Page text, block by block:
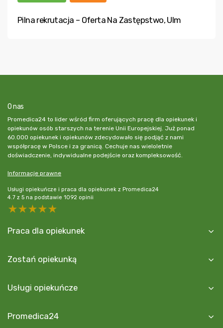
Pilna rekrutacja – Oferta Na Zastępstwo, Ulm
O nas
Promedica24 to lider wśród firm oferujących pracę dla opiekunek i
opiekunów osób starszych na terenie Unii Europejskiej. Już ponad
60.000 opiekunek i opiekunów zdecydowało się podjąć z nami
współpracę w Polsce i za granicą. Cechuje nas wieloletnie
doświadczenie, indywidualne podejście oraz kompleksowość.
Informacje prawne
Usługi opiekuńcze i praca dla opiekunek z Promedica24
4.7 z 5 na podstawie 1092 opinii
5 stars
4 stars
3 stars
2 stars
Praca dla opiekunek
Zostań opiekunką
Usługi opiekuńcze
Promedica24